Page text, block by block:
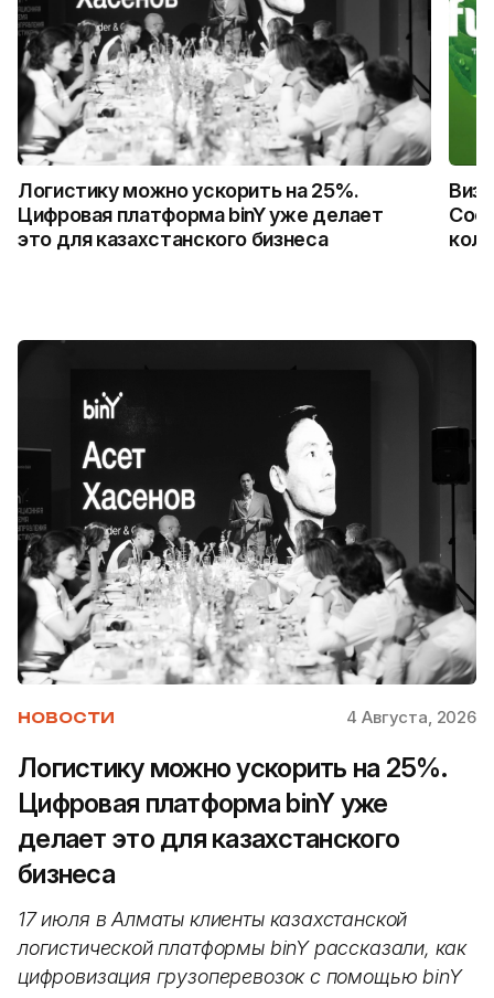
Логистику можно ускорить на 25%.
Цифровая платформа binY уже делает
это для казахстанского бизнеса
НОВОСТИ 4 Августа, 2026
Логистику можно ускорить на 25%.
Цифровая платформа binY уже
делает это для казахстанского
бизнеса
17 июля в Алматы клиенты казахстанской
логистической платформы binY рассказали, как
цифровизация грузоперевозок с помощью binY